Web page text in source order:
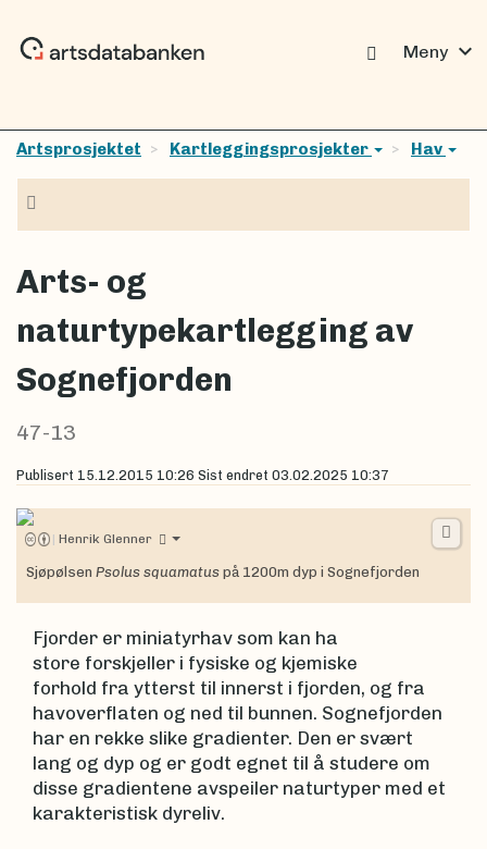
Meny expand_more
Artsprosjektet Kartleggingsprosjekter Hav
Arts- og
naturtypekartlegging av
Sognefjorden
47-13
Publisert 15.12.2015 10:26 Sist endret 03.02.2025 10:37
| Henrik Glenner
Sjøpølsen Psolus squamatus på 1200m dyp i Sognefjorden
Fjorder er miniatyrhav som kan ha
store forskjeller i fysiske og kjemiske
forhold fra ytterst til innerst i fjorden, og fra
havoverflaten og ned til bunnen. Sognefjorden
har en rekke slike gradienter. Den er svært
lang og dyp og er godt egnet til å studere om
disse gradientene avspeiler naturtyper med et
karakteristisk dyreliv.